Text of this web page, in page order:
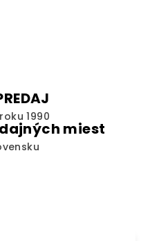
1990
miest